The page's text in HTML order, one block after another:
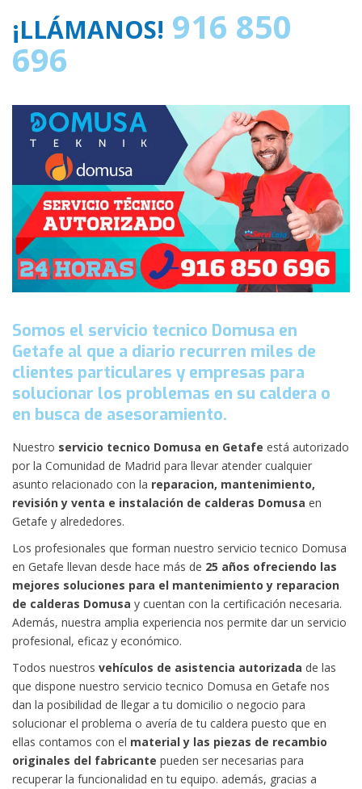
¡LLÁMANOS! 916 850
696
Somos el servicio tecnico Domusa en
Getafe al que a diario recurren miles de
clientes particulares y empresas para
solucionar los problemas en su caldera o
en busca de asesoramiento.
Nuestro servicio tecnico Domusa en Getafe está autorizado
por la Comunidad de Madrid para llevar atender cualquier
asunto relacionado con la reparacion, mantenimiento,
revisión y venta e instalación de calderas Domusa en
Getafe y alrededores.
Los profesionales que forman nuestro servicio tecnico Domusa
en Getafe llevan desde hace más de 25 años ofreciendo las
mejores soluciones para el mantenimiento y reparacion
de calderas Domusa y cuentan con la certificación necesaria.
Además, nuestra amplia experiencia nos permite dar un servicio
profesional, eficaz y económico.
Todos nuestros vehículos de asistencia autorizada de las
que dispone nuestro servicio tecnico Domusa en Getafe nos
dan la posibilidad de llegar a tu domicilio o negocio para
solucionar el problema o avería de tu caldera puesto que en
ellas contamos con el material y las piezas de recambio
originales del fabricante pueden ser necesarias para
recuperar la funcionalidad en tu equipo. además, gracias a